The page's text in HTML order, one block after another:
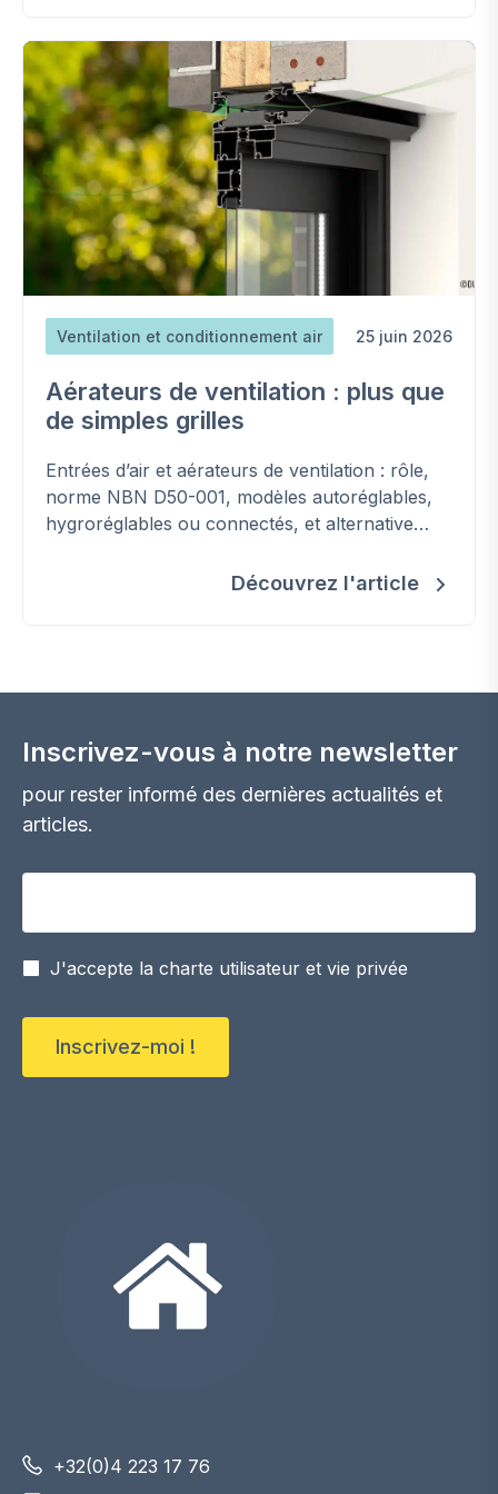
Ventilation et conditionnement air 25 juin 2026
Aérateurs de ventilation : plus que
de simples grilles
Entrées d’air et aérateurs de ventilation : rôle,
norme NBN D50-001, modèles autoréglables,
hygroréglables ou connectés, et alternative
Découvrez l'article
Inscrivez-vous à notre newsletter
pour rester informé des dernières actualités et
articles.
J'accepte la charte utilisateur et vie privée
Inscrivez-moi !
+32(0)4 223 17 76